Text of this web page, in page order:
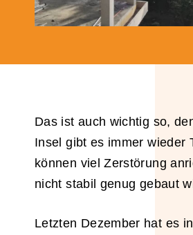
Das ist auch wichtig so,
Insel gibt es immer wieder
können viel Zerstörung
nicht stabil genug gebaut
Letzten Dezember hat es